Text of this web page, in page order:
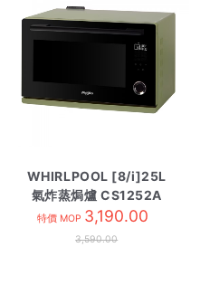
WHIRLPOOL [8/i]25L
氣炸蒸焗爐 CS1252A
牛油果綠
特價 MOP 3,190.00
3,590.00